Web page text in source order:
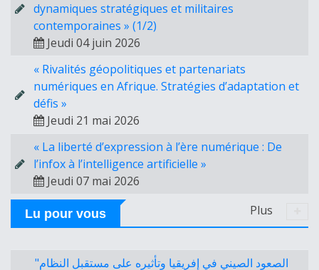
dynamiques stratégiques et militaires
contemporaines » (1/2)
Jeudi 04 juin 2026
« Rivalités géopolitiques et partenariats
numériques en Afrique. Stratégies d’adaptation et
défis »
Jeudi 21 mai 2026
« La liberté d’expression à l’ère numérique : De
l’infox à l’intelligence artificielle »
Jeudi 07 mai 2026
Lu pour vous Plus
"الصعود الصيني في إفريقيا وتأثيره على مستقبل النظام